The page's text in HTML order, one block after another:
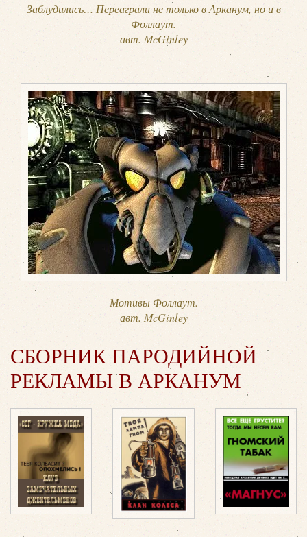
Заблудились… Переаграли не только в Арканум, но и в
Фоллаут.
авт. McGinley
Мотивы Фоллаут.
авт. McGinley
СБОРНИК ПАРОДИЙНОЙ
РЕКЛАМЫ В АРКАНУМ